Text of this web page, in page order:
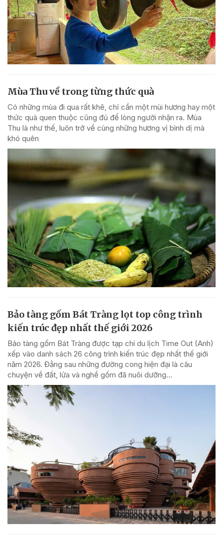
Mùa Thu về trong từng thức quà
Có những mùa đi qua rất khẽ, chỉ cần một mùi hương hay một
thức quà quen thuộc cũng đủ để lòng người nhận ra. Mùa
Thu là như thế, luôn trở về cùng những hương vị bình dị mà
khó quên
Bảo tàng gốm Bát Tràng lọt top công trình
kiến trúc đẹp nhất thế giới 2026
Bảo tàng gốm Bát Tràng được tạp chí du lịch Time Out (Anh)
xếp vào danh sách 26 công trình kiến trúc đẹp nhất thế giới
năm 2026. Đằng sau những đường cong hiện đại là câu
chuyện về đất, lửa và nghề gốm đã nuôi dưỡng...